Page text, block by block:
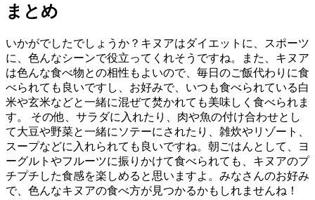
まとめ
いかがでしたでしょうか？キヌアはダイエットに、スポーツ
に、色んなシーンで役立ってくれそうですね。また、キヌア
は色んな食べ物との相性もよいので、毎日のご飯代わりに食
べられても良いですし、お好みで、いつも食べられている白
米や玄米などと一緒に混ぜて焚かれても美味しく食べられま
す。 その他、サラダに入れたり、肉や魚の付け合わせとし
て大豆や野菜と一緒にソテーにされたり、雑炊やリゾート、
スープなどに入れられても良いですね。朝ごはんとして、ヨ
ーグルトやフルーツに振りかけて食べられても、キヌアのプ
チプチした食感を楽しめると思いますよ。みなさんのお好み
で、色んなキヌアの食べ方が見つかるかもしれませんね！